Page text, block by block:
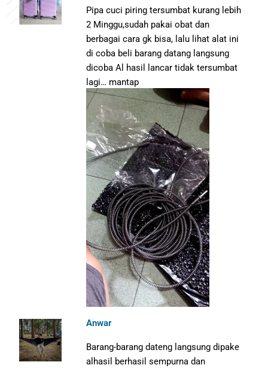
Pipa cuci piring tersumbat kurang lebih
2 Minggu,sudah pakai obat dan
berbagai cara gk bisa, lalu lihat alat ini
di coba beli barang datang langsung
dicoba Al hasil lancar tidak tersumbat
lagi… mantap
Anwar
Barang-barang dateng langsung dipake
alhasil berhasil sempurna dan